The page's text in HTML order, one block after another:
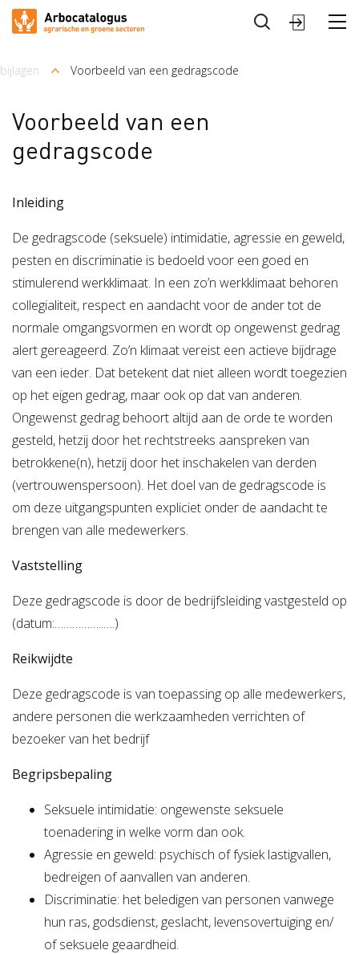
Sluiten
Kruimelpad
bijlagen Voorbeeld van een gedragscode
Voorbeeld van een
gedragscode
Inleiding
De gedragscode (seksuele) intimidatie, agressie en geweld,
pesten en discriminatie is bedoeld voor een goed en
stimulerend werkklimaat. In een zo’n werkklimaat behoren
collegialiteit, respect en aandacht voor de ander tot de
normale omgangsvormen en wordt op ongewenst gedrag
alert gereageerd. Zo’n klimaat vereist een actieve bijdrage
van een ieder. Dat betekent dat niet alleen wordt toegezien
op het eigen gedrag, maar ook op dat van anderen.
Ongewenst gedrag behoort altijd aan de orde te worden
gesteld, hetzij door het rechtstreeks aanspreken van
betrokkene(n), hetzij door het inschakelen van derden
(vertrouwenspersoon). Het doel van de gedragscode is
om deze uitgangspunten expliciet onder de aandacht te
brengen van alle medewerkers.
Vaststelling
Deze gedragscode is door de bedrijfsleiding vastgesteld op
(datum:……………..….)
Reikwijdte
Deze gedragscode is van toepassing op alle medewerkers,
andere personen die werkzaamheden verrichten of
bezoeker van het bedrijf
Begripsbepaling
Seksuele intimidatie: ongewenste seksuele
toenadering in welke vorm dan ook.
Agressie en geweld: psychisch of fysiek lastigvallen,
bedreigen of aanvallen van anderen.
Discriminatie: het beledigen van personen vanwege
hun ras, godsdienst, geslacht, levensovertuiging en/
of seksuele geaardheid.